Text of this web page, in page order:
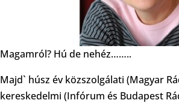
Magamról? Hú de nehéz……..
Majd` húsz év közszolgálati (Magyar
kereskedelmi (Infórum és Budapest